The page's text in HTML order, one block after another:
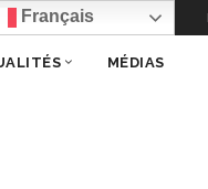
Français
MÉDIAS